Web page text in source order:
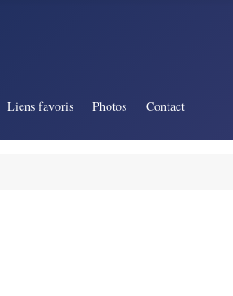
Liens favoris Photos Contact